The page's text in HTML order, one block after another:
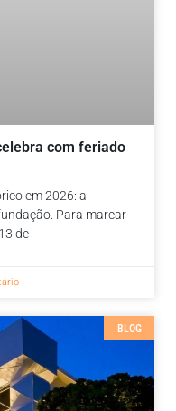
com feriado
em 2026: a
Para marcar
de
BLOG